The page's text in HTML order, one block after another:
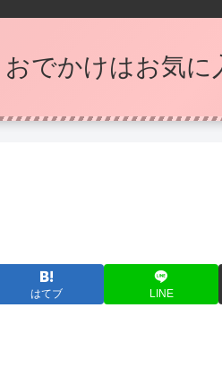
おでかけはお気に
はてブ LINE